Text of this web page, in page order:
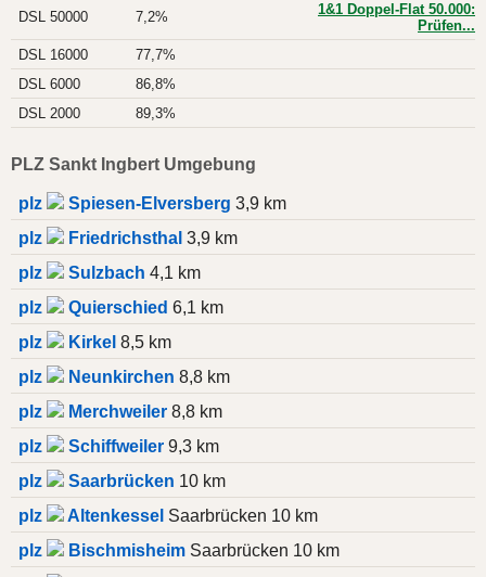
DSL 50000 7,2%
1&1 Doppel-Flat 50.000:
Prüfen...
DSL 16000
77,7%
DSL 6000
86,8%
DSL 2000
89,3%
PLZ Sankt Ingbert Umgebung
plz Spiesen-Elversberg 3,9 km
plz
Friedrichsthal 3,9 km
plz
Sulzbach 4,1 km
plz
Quierschied 6,1 km
plz
Kirkel 8,5 km
plz
Neunkirchen 8,8 km
plz
Merchweiler 8,8 km
plz
Schiffweiler 9,3 km
plz
Saarbrücken 10 km
plz
Altenkessel Saarbrücken 10 km
plz
Bischmisheim Saarbrücken 10 km